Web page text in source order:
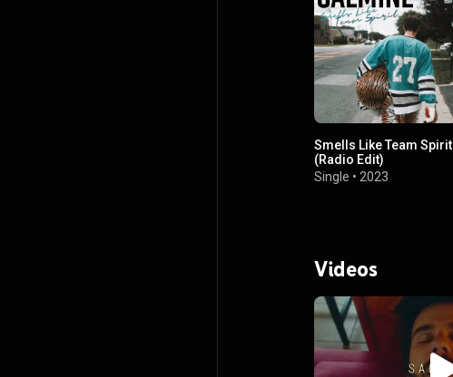
Smells Like Team Spirit
(Radio Edit)
Single • 2023
Videos